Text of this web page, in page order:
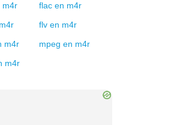
m4r flac en m4r
m4r flv en m4r
m4r mpeg en m4r
m4r